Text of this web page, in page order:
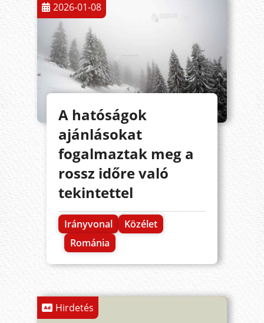
2026-01-08
A hatóságok
ajánlásokat
fogalmaztak meg a
rossz időre való
tekintettel
Irányvonal
Közélet
Románia
Hirdetés